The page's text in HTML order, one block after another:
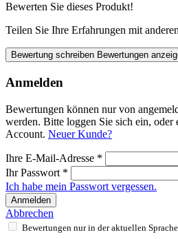
Bewerten Sie dieses Produkt!
Teilen Sie Ihre Erfahrungen mit
Bewertung schreiben Bewertungen
Anmelden
Bewertungen können nur von
werden. Bitte loggen Sie sich ein, oder
Account. Neuer Kunde?
Ihre E-Mail-Adresse *
Ihr Passwort *
Ich habe mein Passwort vergessen.
Anmelden
Abbrechen
Bewertungen nur in der aktuellen Sprache